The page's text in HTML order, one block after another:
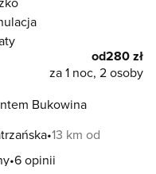
od280 zł
za 1 noc, 2 osoby
Bukowina
13 km od
6 opinii